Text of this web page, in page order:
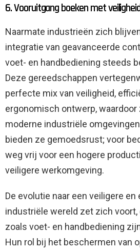
6. Vooruitgang boeken met
Naarmate industrieën zich
integratie van geavanceerde
voet- en handbediening steeds
Deze gereedschappen
perfecte mix van veiligheid,
ergonomisch ontwerp,
moderne industriële
bieden ze gemoedsrust; voor
weg vrij voor een hogere
veiligere werkomgeving.
De evolutie naar een veiligere
industriële wereld zet zich
zoals voet- en handbediening
Hun rol bij het beschermen van